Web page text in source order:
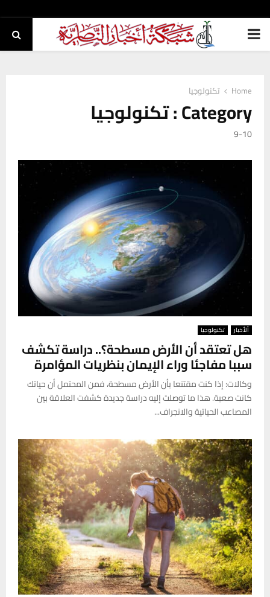
PRIMARY
Home تكنولوجيا
Category : تكنولوجيا
9-10
ألأخبار تكنولوجيا
هل تعتقد أن الأرض مسطحة؟.. دراسة تكشف
سببا مفاجئا وراء الإيمان بنظريات المؤامرة
وكالات: إذا كنت مقتنعا بأن الأرض مسطحة، فمن المحتمل أن حياتك
كانت صعبة. هذا ما توصلت إليه دراسة جديدة كشفت العلاقة بين
المصاعب الحياتية والانجراف...